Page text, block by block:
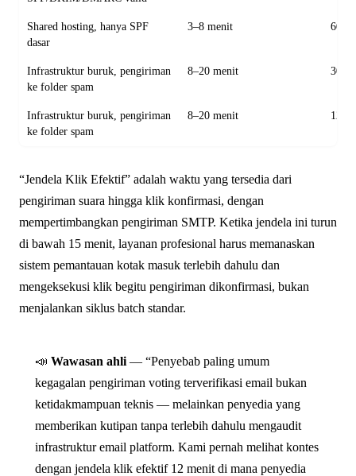
Shared hosting, hanya SPF
dasar
3–8 menit 60
Infrastruktur buruk, pengiriman
ke folder spam
8–20 menit 30
Infrastruktur buruk, pengiriman
ke folder spam
8–20 menit 120
“Jendela Klik Efektif” adalah waktu yang tersedia dari
pengiriman suara hingga klik konfirmasi, dengan
mempertimbangkan pengiriman SMTP. Ketika jendela ini turun
di bawah 15 menit, layanan profesional harus memanaskan
sistem pemantauan kotak masuk terlebih dahulu dan
mengeksekusi klik begitu pengiriman dikonfirmasi, bukan
menjalankan siklus batch standar.
📣 Wawasan ahli — “Penyebab paling umum
kegagalan pengiriman voting terverifikasi email bukan
ketidakmampuan teknis — melainkan penyedia yang
memberikan kutipan tanpa terlebih dahulu mengaudit
infrastruktur email platform. Kami pernah melihat kontes
dengan jendela klik efektif 12 menit di mana penyedia